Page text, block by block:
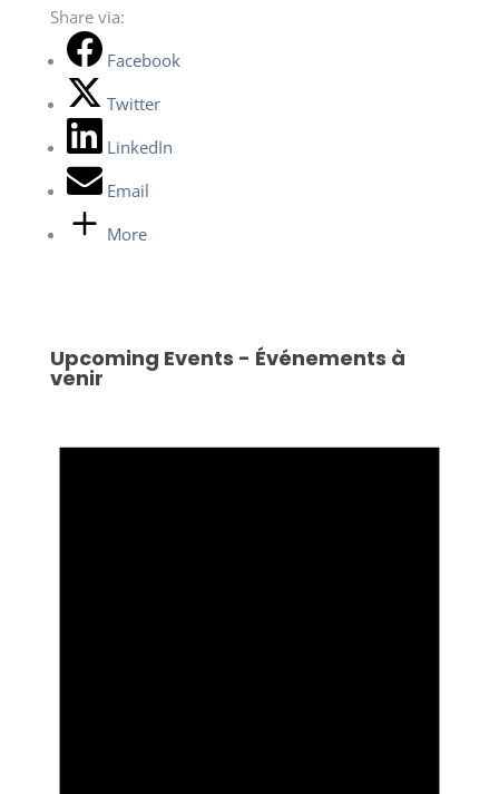
Share via:
Facebook
Twitter
LinkedIn
Email
More
Upcoming Events - Événements à
venir